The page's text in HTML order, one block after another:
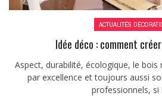
ACTUALITÉS
Idée déco : comment
Aspect, durabilité, écologique, le
par excellence et toujours aussi
professionnels, si